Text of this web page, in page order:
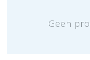
Geen